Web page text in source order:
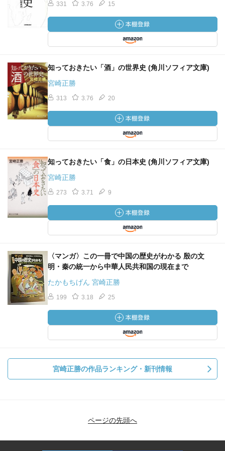
331 3.76 15
知っておきたい「酒」の世界史 (角川ソフィア文庫)
宮崎正勝
313 3.76 20
知っておきたい「食」の日本史 (角川ソフィア文庫)
宮崎正勝
273 3.71 9
〈マンガ〉この一冊で中国の歴史がわかる 殷の文
明・秦の統一から中華人民共和国の現在まで
たかもちげん 宮崎正勝
199 3.18 25
宮崎正勝の作品ランキング・新刊情報
ページの先頭へ